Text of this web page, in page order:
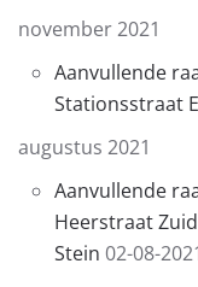
november 2021
Aanvullende
Stationsstraat
augustus 2021
Aanvullende
Heerstraat
Stein 02-08-